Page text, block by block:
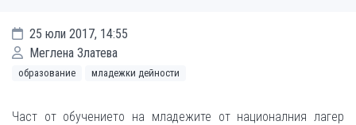
25 юли 2017, 14:55
Меглена Златева
образование младежки дейности
Част от обучението на младежите от националния лагер